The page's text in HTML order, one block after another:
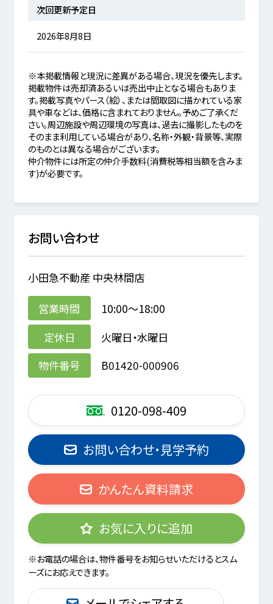
次回更新予定日
2026年8月8日
※本掲載情報と現況に差異がある場合、現況を優先します。
掲載物件は売却済あるいは売出中止となる場合もありま
す。掲載写真やパース（絵）、または間取図に描かれている家
具や車などは、価格に含まれておりません。予めご了承くだ
さい。周辺施設や周辺環境の写真は、過去に撮影したものを
そのまま利用している場合があり、名称・外観・背景等、実際
のものとは異なる場合がございます。
仲介物件には所定の仲介手数料(消費税等相当額を含みま
す)が必要です。
お問い合わせ
小田急不動産 中央林間店
営業時間
10:00～18:00
定休日
火曜日・水曜日
物件番号
B01420-000906
0120-098-409
お問い合わせ・見学予約
かんたん資料請求
お気に入りに追加
※お電話の場合は、物件番号をお知らせいただけるとスム
ーズにお応えできます。